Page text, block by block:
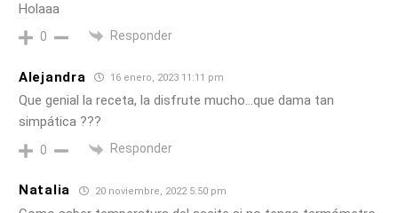
Holaaa
0 Responder
Alejandra 16 enero, 2023 11:11 pm
Que genial la receta, la disfrute mucho…que dama tan
simpática ???
0 Responder
Natalia 20 noviembre, 2022 5:50 pm